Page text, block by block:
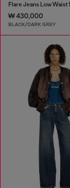
₩ 430,000
BLACK/DARK GREY